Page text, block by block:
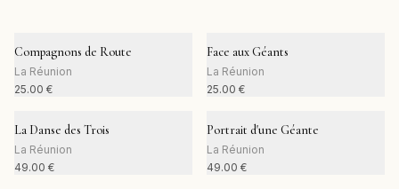
Compagnons de Route
La Réunion
25.00 €
Face aux Géants
La Réunion
25.00 €
La Danse des Trois
La Réunion
49.00 €
Portrait d'une Géante
La Réunion
49.00 €